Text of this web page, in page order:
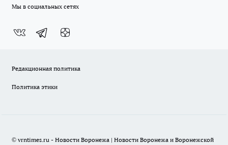
Мы в социальных сетях
Редакционная политика
Политика этики
© vrntimes.ru - Новости Воронежа | Новости Воронежа и Воронежской